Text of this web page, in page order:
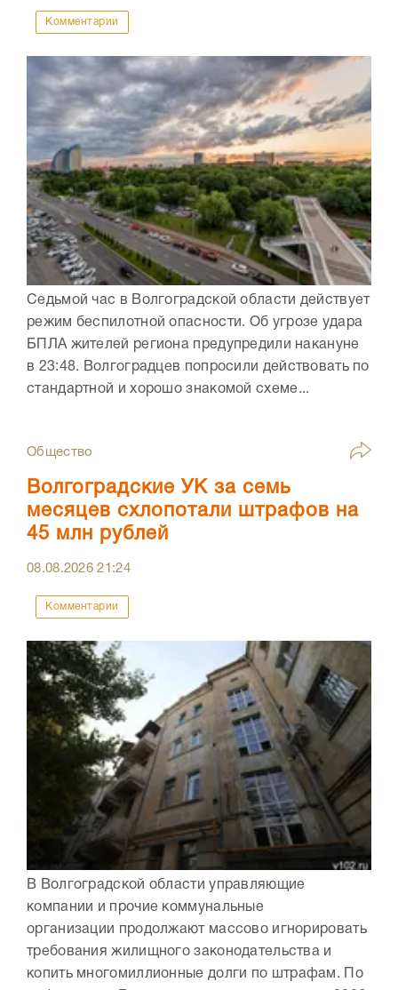
Комментарии
Седьмой час в Волгоградской области действует
режим беспилотной опасности. Об угрозе удара
БПЛА жителей региона предупредили накануне
в 23:48. Волгоградцев попросили действовать по
стандартной и хорошо знакомой схеме...
Общество
Волгоградские УК за семь
месяцев схлопотали штрафов на
45 млн рублей
08.08.202621:24
Комментарии
В Волгоградской области управляющие
компании и прочие коммунальные
организации продолжают массово игнорировать
требования жилищного законодательства и
копить многомиллионные долги по штрафам. По